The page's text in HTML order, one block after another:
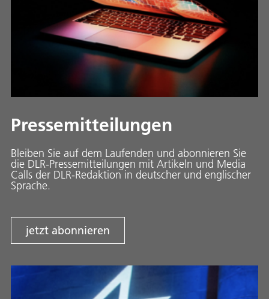
Pressemitteilungen
Bleiben Sie auf dem Laufenden und abonnieren Sie
die DLR-Pressemitteilungen mit Artikeln und Media
Calls der DLR-Redaktion in deutscher und englischer
Sprache.
jetzt abonnieren